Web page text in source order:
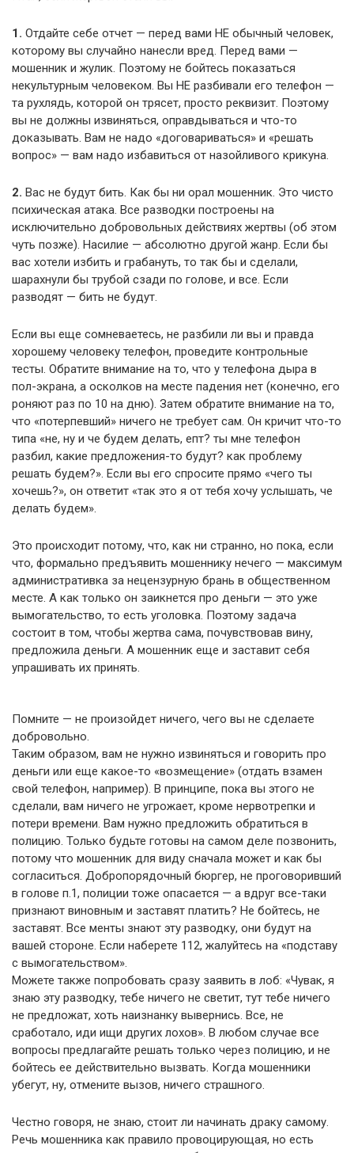
1. Отдайте себе отчет — перед вами НЕ обычный человек,
которому вы случайно нанесли вред. Перед вами —
мошенник и жулик. Поэтому не бойтесь показаться
некультурным человеком. Вы НЕ разбивали его телефон —
та рухлядь, которой он трясет, просто реквизит. Поэтому
вы не должны извиняться, оправдываться и что-то
доказывать. Вам не надо «договариваться» и «решать
вопрос» — вам надо избавиться от назойливого крикуна.
2. Вас не будут бить. Как бы ни орал мошенник. Это чисто
психическая атака. Все разводки построены на
исключительно добровольных действиях жертвы (об этом
чуть позже). Насилие — абсолютно другой жанр. Если бы
вас хотели избить и грабануть, то так бы и сделали,
шарахнули бы трубой сзади по голове, и все. Если
разводят — бить не будут.
Если вы еще сомневаетесь, не разбили ли вы и правда
хорошему человеку телефон, проведите контрольные
тесты. Обратите внимание на то, что у телефона дыра в
пол-экрана, а осколков на месте падения нет (конечно, его
роняют раз по 10 на дню). Затем обратите внимание на то,
что «потерпевший» ничего не требует сам. Он кричит что-то
типа «не, ну и че будем делать, епт? ты мне телефон
разбил, какие предложения-то будут? как проблему
решать будем?». Если вы его спросите прямо «чего ты
хочешь?», он ответит «так это я от тебя хочу услышать, че
делать будем».
Это происходит потому, что, как ни странно, но пока, если
что, формально предъявить мошеннику нечего — максимум
административка за нецензурную брань в общественном
месте. А как только он заикнется про деньги — это уже
вымогательство, то есть уголовка. Поэтому задача
состоит в том, чтобы жертва сама, почувствовав вину,
предложила деньги. А мошенник еще и заставит себя
упрашивать их принять.
Помните — не произойдет ничего, чего вы не сделаете
добровольно.
Таким образом, вам не нужно извиняться и говорить про
деньги или еще какое-то «возмещение» (отдать взамен
свой телефон, например). В принципе, пока вы этого не
сделали, вам ничего не угрожает, кроме нервотрепки и
потери времени. Вам нужно предложить обратиться в
полицию. Только будьте готовы на самом деле позвонить,
потому что мошенник для виду сначала может и как бы
согласиться. Добропорядочный бюргер, не проговоривший
в голове п.1, полиции тоже опасается — а вдруг все-таки
признают виновным и заставят платить? Не бойтесь, не
заставят. Все менты знают эту разводку, они будут на
вашей стороне. Если наберете 112, жалуйтесь на «подставу
с вымогательством».
Можете также попробовать сразу заявить в лоб: «Чувак, я
знаю эту разводку, тебе ничего не светит, тут тебе ничего
не предложат, хоть наизнанку вывернись. Все, не
сработало, иди ищи других лохов». В любом случае все
вопросы предлагайте решать только через полицию, и не
бойтесь ее действительно вызвать. Когда мошенники
убегут, ну, отмените вызов, ничего страшного.
Честно говоря, не знаю, стоит ли начинать драку самому.
Речь мошенника как правило провоцирующая, но есть